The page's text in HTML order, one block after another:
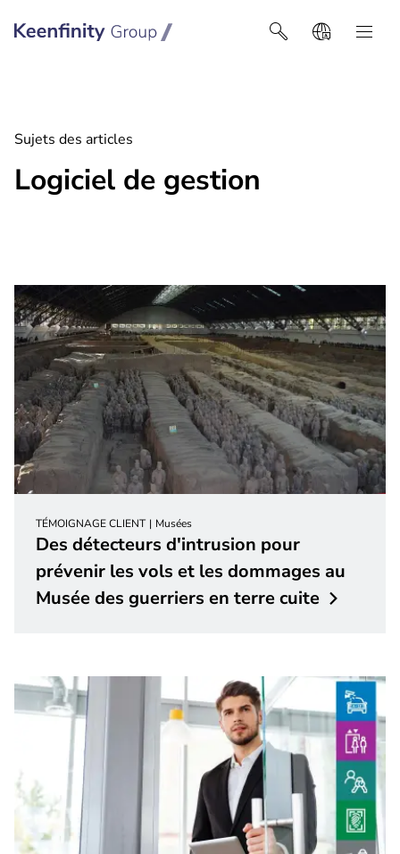
Keenfinity Group I Africa
Sujets des articles
Logiciel de gestion
TÉMOIGNAGE CLIENT Musées
Des détecteurs d'intrusion pour
prévenir les vols et les dommages au
Musée des guerriers en terrecuite